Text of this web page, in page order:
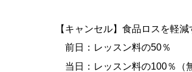
【キャンセル】食品ロスを軽
前日：レッスン料の50％
当日：レッスン料の100％（